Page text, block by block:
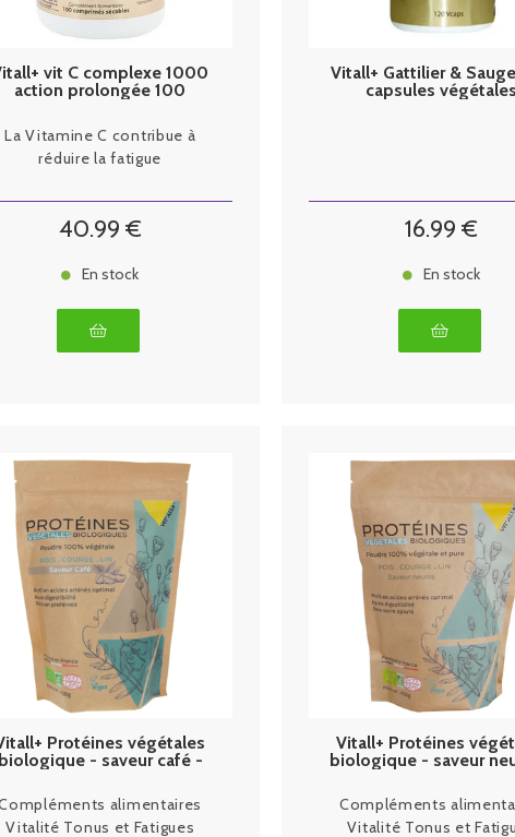
vit C complexe 1000
action prolongée 100
La Vitamine C contribue à
réduire la fatigue
40.99 €
En stock
Vitall+ Gattilier &
capsules végétales
16.99 €
En stock
Protéines végétales
biologique - saveur café -
alimentaires
Vitalité Tonus et Fatigues
Vitall+ Protéines
biologique - saveur
Compléments
Vitalité Tonus et